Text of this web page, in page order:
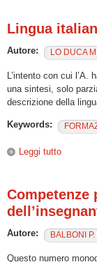
Lingua
Autore: LO DUCA
L’intento con cui l’A.
una sintesi, solo
descrizione della
Keywords:
Leggi tutto
Competenze
Autore: BALBONI P.
Questo numero